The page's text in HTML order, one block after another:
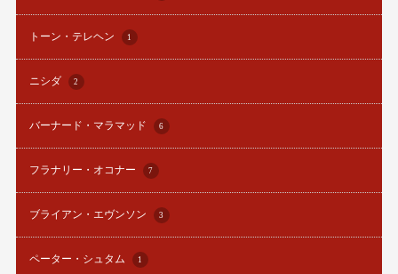
トーン・テレヘン 1
ニシダ 2
バーナード・マラマッド 6
フラナリー・オコナー 7
ブライアン・エヴンソン 3
ペーター・シュタム 1